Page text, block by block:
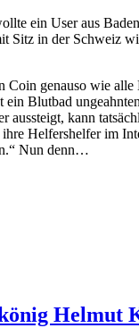
ein User aus
Sitz in der Schweiz
Coin genauso wie
Blutbad
aussteigt, kann
Helfershelfer im
Nun denn…
Helmut